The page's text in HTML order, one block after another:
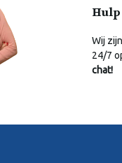
Wij zijn
24/7
chat!